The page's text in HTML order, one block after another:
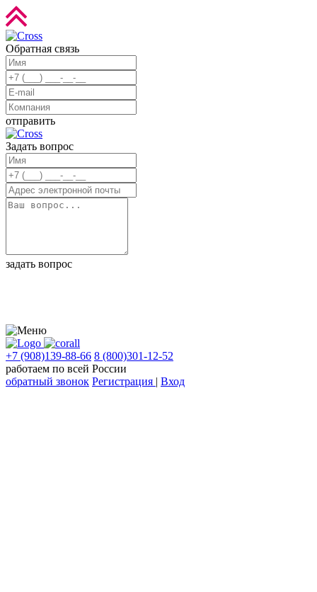
Обратная связь
отправить
Задать вопрос
задать вопрос
+7 (908)139-88-66 8 (800)301-12-52
работаем по всей России
обратный звонок Регистрация | Вход